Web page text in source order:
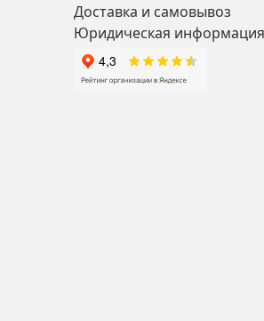
Доставка и самовывоз
Юридическая информация